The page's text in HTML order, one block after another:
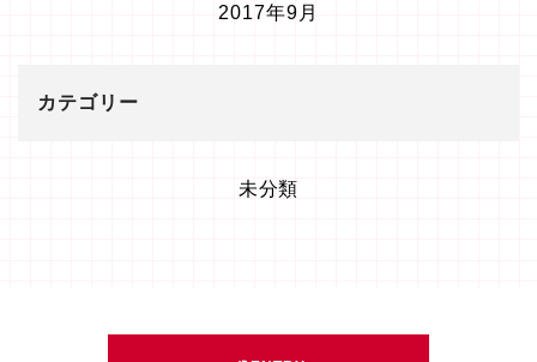
2017年9月
カテゴリー
未分類